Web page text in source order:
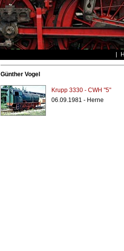
Günther Vogel
Krupp 3330 - CWH "5"
06.09.1981 - Herne